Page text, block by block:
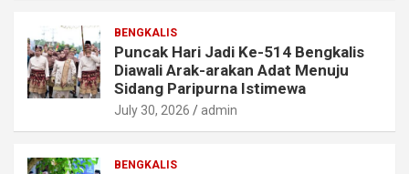
BENGKALIS
Puncak Hari Jadi Ke-514 Bengkalis
Diawali Arak-arakan Adat Menuju
Sidang Paripurna Istimewa
July 30, 2026 admin
BENGKALIS